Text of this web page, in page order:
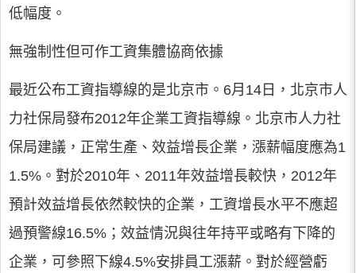
低幅度。
無強制性但可作工資集體協商依據
最近公布工資指導線的是北京市。6月14日，北京市人
力社保局發布2012年企業工資指導線。北京市人力社
保局建議，正常生產、效益增長企業，漲薪幅度應為1
1.5%。對於2010年、2011年效益增長較快，2012年
預計效益增長依然較快的企業，工資增長水平不應超
過預警線16.5%；效益情況與往年持平或略有下降的
企業，可參照下線4.5%安排員工漲薪。對於經營虧